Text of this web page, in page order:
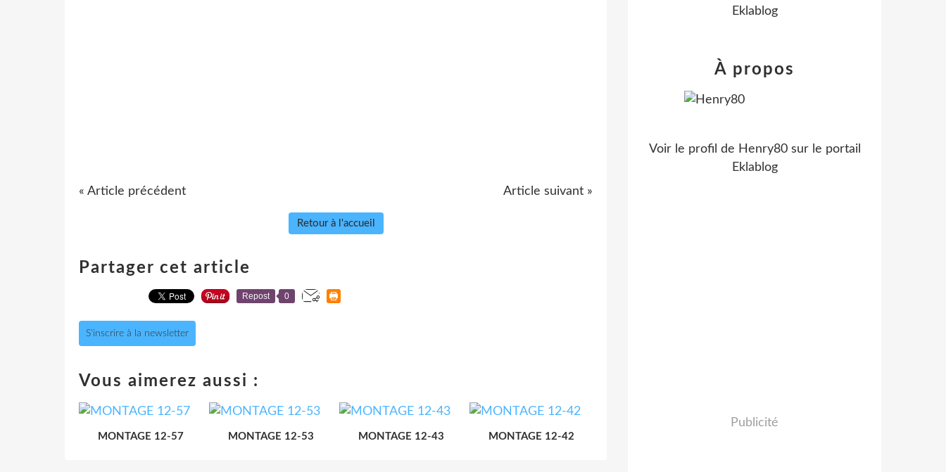
« Article précédent Article suivant »
Retour à l'accueil
Partager cet article
Repost 0
S'inscrire à la newsletter
Vous aimerez aussi :
MONTAGE 12-57 MONTAGE 12-53 MONTAGE 12-43 MONTAGE 12-42
Eklablog
À propos
Voir le profil de Henry80sur le portail
Eklablog
Publicité